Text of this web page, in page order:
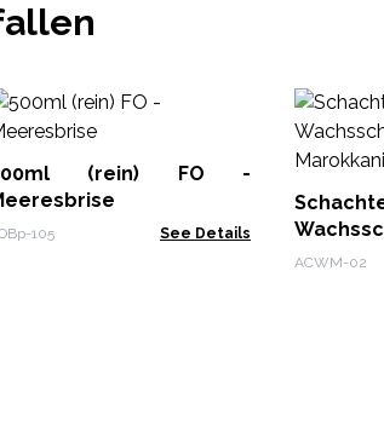
(rein) FO -
105 See Details
ACWM-02